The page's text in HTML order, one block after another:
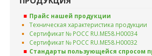
Прайс нашей продукции
Техническая характеристика продукции
Сертификат № РОСС RU.ME58.H00034
Сертификат № РОСС RU.ME58.H00032
Стандарты пользующейся спросом